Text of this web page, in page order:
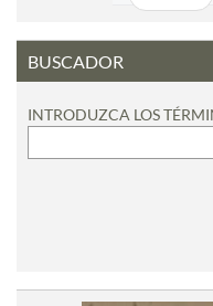
BUSCADOR
INTRODUZCA LOS